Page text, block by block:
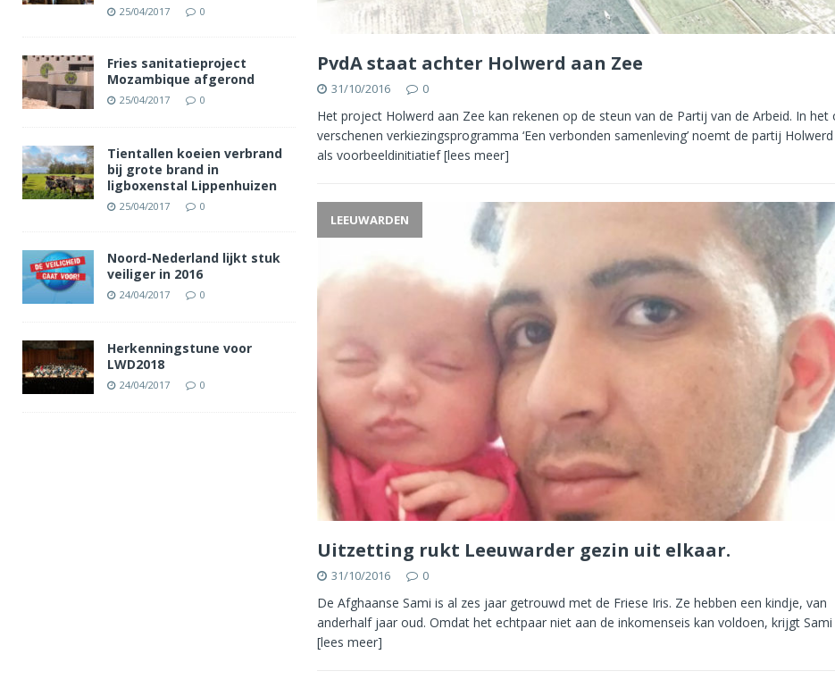
PvdA staat achter Holwerd aan Zee
31/10/2016 0
Het project Holwerd aan Zee kan rekenen op de steun van de Partij van de Arbeid. In het
verschenen verkiezingsprogramma ‘Een verbonden samenleving’ noemt de partij
als voorbeeldinitiatief[lees meer]
LEEUWARDEN
Uitzetting rukt Leeuwarder gezin uit elkaar.
31/10/2016 0
De Afghaanse Sami is al zes jaar getrouwd met de Friese Iris. Ze hebben een kindje, van
anderhalf jaar oud. Omdat het echtpaar niet aan de inkomenseis kan voldoen, krijgt Sami
[lees meer]
25/04/2017 0
Fries sanitatieproject
Mozambique afgerond
25/04/2017 0
Tientallen koeien verbrand
bij grote brand in
ligboxenstal Lippenhuizen
25/04/2017 0
Noord-Nederland lijkt stuk
veiliger in 2016
24/04/2017 0
Herkenningstune voor
LWD2018
24/04/2017 0